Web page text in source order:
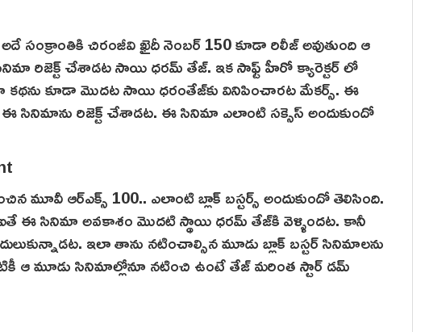
సంక్రాంతికి చిరంజీవి ఖైదీ నెంబర్ 150 కూడా రిలీజ్ అవుతుంది ఆ
రిజెక్ట్ చేశాడట సాయి ధరమ్ తేజ్. ఇక సాఫ్ట్ హీరో క్యారెక్టర్ లో
కూడా మొదట సాయి ధరంతేజ్‌కు వినిపించారట మేకర్స్. ఈ
సినిమాను రిజెక్ట్ చేశాడట. ఈ సినిమా ఎలాంటి సక్సెస్ అందుకుందో
ఆర్ఎక్స్ 100.. ఎలాంటి బ్లాక్ బ‌స్టర్స్ అందుకుందో తెలిసింది.
ఈ సినిమా అవకాశం మొదటి స్థాయి ధరమ్ తేజ్‌కి వెళ్ళిందట. కానీ
ఇలా తాను నటించాల్సిన మూడు బ్లాక్ బస్టర్ సినిమాలను
ఆ మూడు సినిమాల్లోనూ నటించి ఉంటే తేజ్ మరింత స్టార్ డమ్